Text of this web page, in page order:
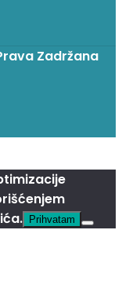
Zadržana
Prihvatam